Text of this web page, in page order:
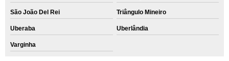
São João Del Rei Triângulo Mineiro
Uberaba Uberlândia
Varginha